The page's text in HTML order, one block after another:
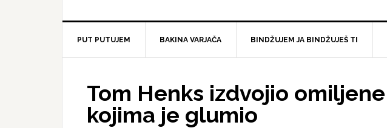
PUT PUTUJEM BAKINA VARJAČA BINDŽUJEM JA BINDŽUJEŠ TI
Tom Henks izdvojio
kojima je glumio